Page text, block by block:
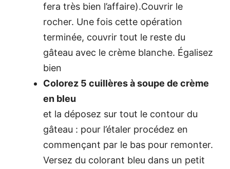
fera très bien l’affaire).Couvrir le
rocher. Une fois cette opération
terminée, couvrir tout le reste du
gâteau avec le crème blanche. Égalisez
bien
Colorez 5 cuillères à soupe de crème
en bleu
et la déposez sur tout le contour du
gâteau : pour l’étaler procédez en
commençant par le bas pour remonter.
Versez du colorant bleu dans un petit